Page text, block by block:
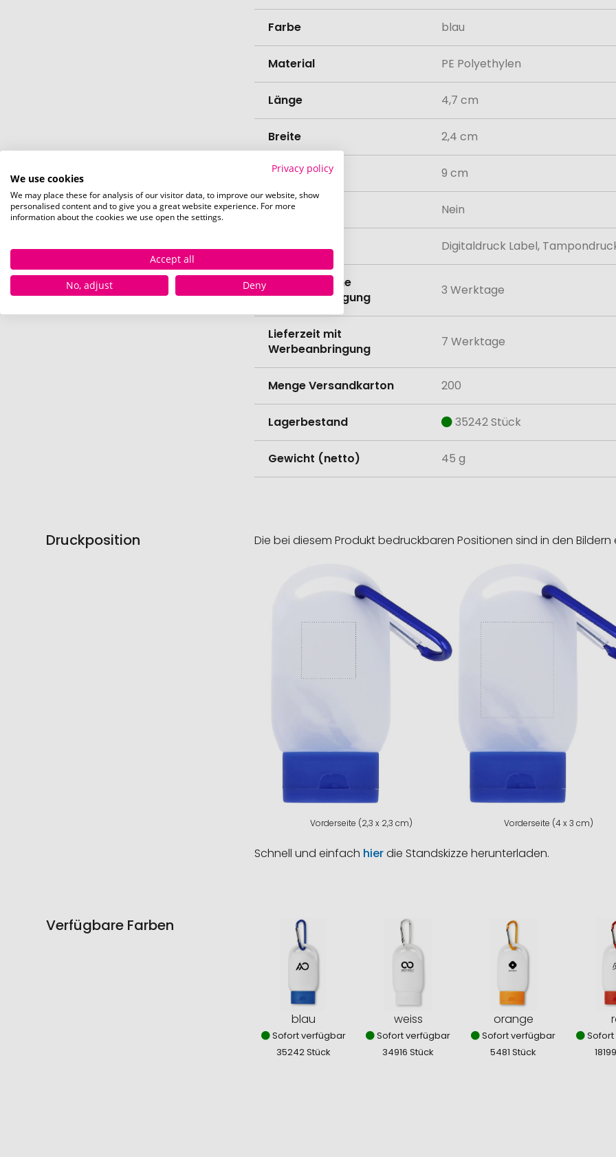
Farbe blau
Material PE Polyethylen
Länge 4,7 cm
Breite 2,4 cm
Höhe 9 cm
Bio-Produkt Nein
Veredelung Digitaldruck Label,
Lieferzeit ohne
Werbeanbringung
3 Werktage
Lieferzeit mit
Werbeanbringung
7 Werktage
Menge Versandkarton 200
Lagerbestand 35242 Stück
Gewicht (netto) 45 g
Druckposition Die bei diesem Produkt bedruckbaren Positionen sind in den
Vorderseite (2,3 x 2,3 cm) Vorderseite (4 x 3 cm)
Schnell und einfach hierdie Standskizze herunterladen.
Verfügbare Farben
blau
Sofort verfügbar
35242 Stück
weiss
Sofort verfügbar
34916 Stück
orange
Sofort verfügbar
5481 Stück
Privacy policy
We use cookies
We may place these for analysis of our visitor data, to improve our website, show
personalised content and to give you a great website experience. For more
information about the cookies we use open the settings.
Accept all
No, adjust
Deny